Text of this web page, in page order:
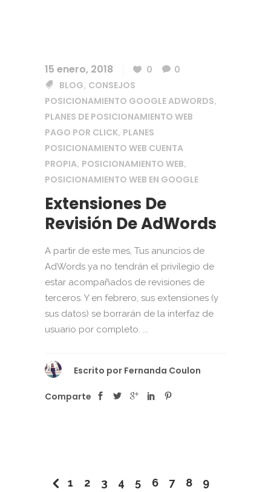
15 enero, 2018 0
0
BLOG, CONSEJOS
POSICIONAMIENTO GOOGLE ADWORDS,
PLANES DE POSICIONAMIENTO WEB
PAGO POR CLICK, PLANES
POSICIONAMIENTO WEB CUENTA
PROPIA, POSICIONAMIENTO WEB,
POSICIONAMIENTO WEB EN GOOGLE
Extensiones De
Revisión De AdWords
A partir de este mes, Tus anuncios de
AdWords ya no tendrán el privilegio de
estar acompañados de revisiones de
terceros. Y en febrero, sus extensiones (y
sus datos) se borrarán de la interfaz de
usuario por completo. ...
Escrito por Fernanda Coulon
Comparte
1 2 3 4 5 6 7 8 9